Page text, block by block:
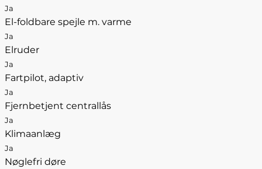
Ja
El-foldbare spejle m. varme
Ja
Elruder
Ja
Fartpilot, adaptiv
Ja
Fjernbetjent centrallås
Ja
Klimaanlæg
Ja
Nøglefri døre